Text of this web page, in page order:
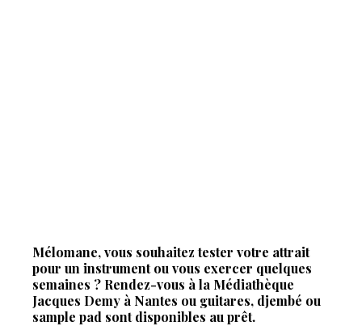
Mélomane, vous souhaitez tester votre attrait
pour un instrument ou vous exercer quelques
semaines ? Rendez-vous à la Médiathèque
Jacques Demy à Nantes ou guitares, djembé ou
sample pad sont disponibles au prêt.